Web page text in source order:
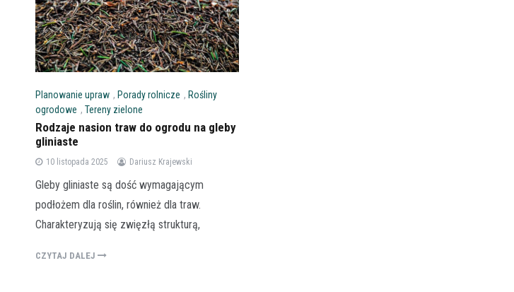
Planowanie upraw , Porady rolnicze , Rośliny
ogrodowe , Tereny zielone
Rodzaje nasion traw do ogrodu na gleby
gliniaste
10 listopada 2025 Dariusz Krajewski
Gleby gliniaste są dość wymagającym
podłożem dla roślin, również dla traw.
Charakteryzują się zwięzłą strukturą,
CZYTAJ DALEJ